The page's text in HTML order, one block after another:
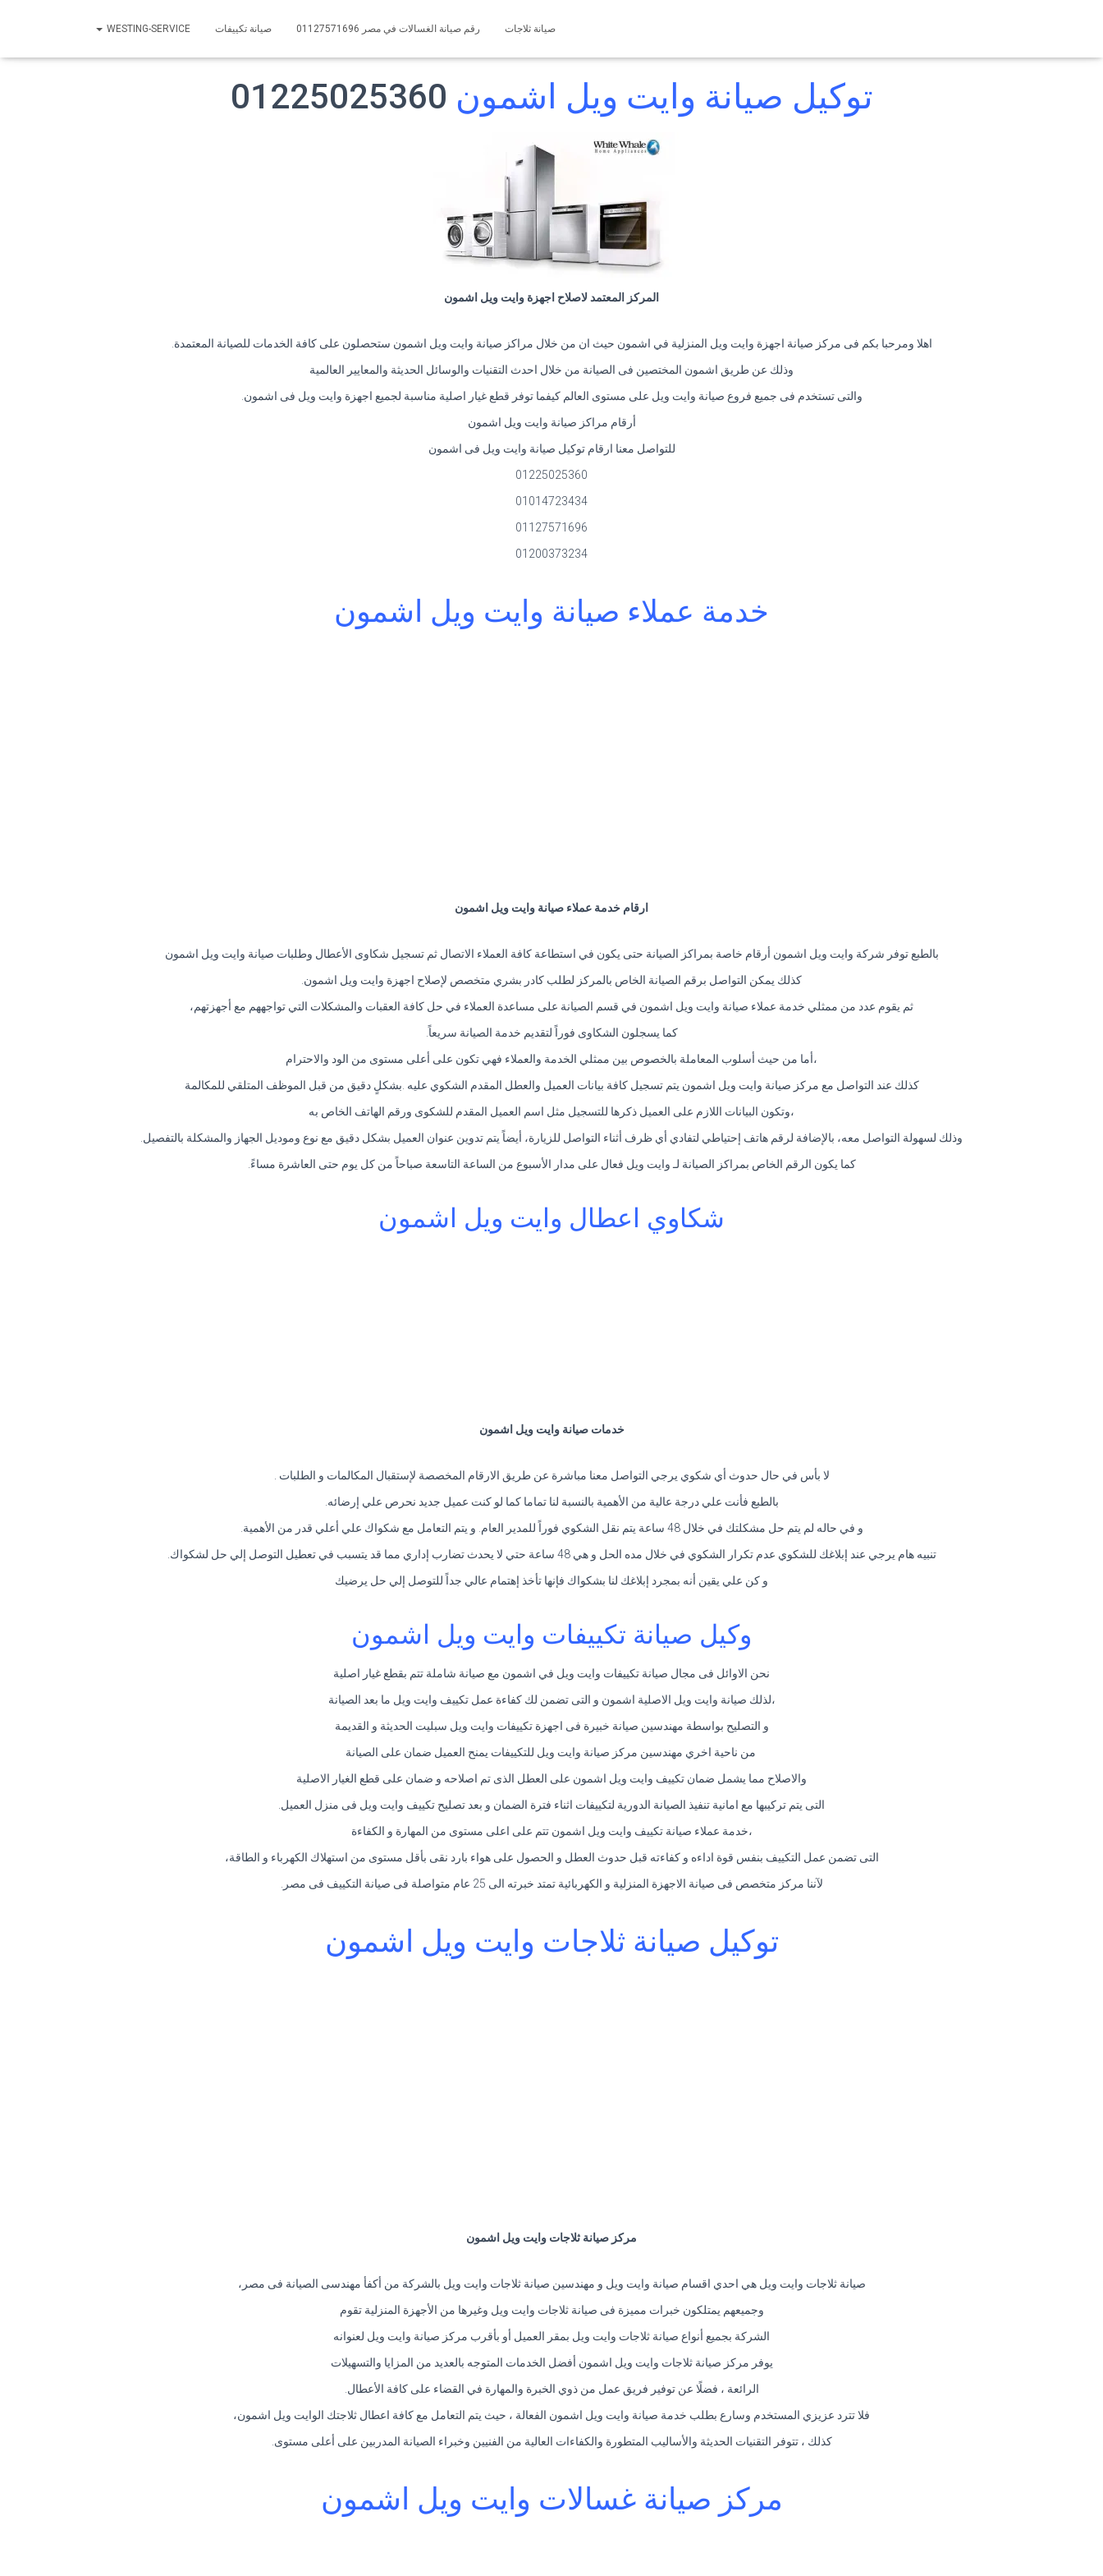
صيانة ثلاجات رقم صيانة الغسالات في مصر 01127571696 صيانة تكييفات WESTING-SERVICE
توكيل صيانة وايت ويل اشمون
المركز المعتمد لاصلاح اجهزة وايت ويل اشمون
اهلا ومرحبا بكم فى مركز صيانة اجهزة وايت ويل المنزلية في اشمون حيث ان من خلال مراكز صيانة وايت ويل اشمون ستحصلون على كافة الخدمات للصيانة المعتمدة.
وذلك عن طريق اشمون المختصين فى الصيانة من خلال احدث التقنيات والوسائل الحديثة والمعايير العالمية
والتى تستخدم فى جميع فروع صيانة وايت ويل على مستوى العالم كيفما توفر قطع غيار اصلية مناسبة لجميع اجهزة وايت ويل فى اشمون.
أرقام مراكز صيانة وايت ويل اشمون
للتواصل معنا ارقام توكيل صيانة وايت ويل فى اشمون
01225025360
01014723434
01127571696
01200373234
خدمة عملاء صيانة وايت ويل اشمون
ارقام خدمة عملاء صيانة وايت ويل اشمون
بالطبع توفر شركة وايت ويل اشمون أرقام خاصة بمراكز الصيانة حتى يكون في استطاعة كافة العملاء الاتصال ثم تسجيل شكاوى الأعطال وطلبات صيانة وايت ويل اشمون
كذلك يمكن التواصل برقم الصيانة الخاص بالمركز لطلب كادر بشري متخصص لإصلاح اجهزة وايت ويل اشمون.
ثم يقوم عدد من ممثلي خدمة عملاء صيانة وايت ويل اشمون في قسم الصيانة على مساعدة العملاء في حل كافة العقبات والمشكلات التي تواجههم مع أجهزتهم،
كما يسجلون الشكاوى فوراً لتقديم خدمة الصيانة سريعاً.
،أما من حيث أسلوب المعاملة بالخصوص بين ممثلي الخدمة والعملاء فهي تكون على أعلى مستوى من الود والاحترام
كذلك عند التواصل مع مركز صيانة وايت ويل اشمون يتم تسجيل كافة بيانات العميل والعطل المقدم الشكوي عليه .بشكلٍ دقيق من قبل الموظف المتلقي للمكالمة
،وتكون البيانات اللازم على العميل ذكرها للتسجيل مثل اسم العميل المقدم للشكوى ورقم الهاتف الخاص به
وذلك لسهولة التواصل معه، بالإضافة لرقم هاتف إحتياطي لتفادي أي ظرف أثناء التواصل للزيارة، أيضاً يتم تدوين عنوان العميل بشكل دقيق مع نوع وموديل الجهاز والمشكلة بالتفصيل.
كما يكون الرقم الخاص بمراكز الصيانة لـ وايت ويل فعال على مدار الأسبوع من الساعة التاسعة صباحاً من كل يوم حتى العاشرة مساءً.
شكاوي اعطال وايت ويل اشمون
خدمات صيانة وايت ويل اشمون
لا بأس في حال حدوث أي شكوي يرجي التواصل معنا مباشرة عن طريق الارقام المخصصة لإستقبال المكالمات و الطلبات .
بالطبع فأنت علي درجة عالية من الأهمية بالنسبة لنا تماما كما لو كنت عميل جديد نحرص علي إرضائه.
و في حاله لم يتم حل مشكلتك في خلال 48 ساعة يتم نقل الشكوي فوراً للمدير العام. و يتم التعامل مع شكواك علي أعلي قدر من الأهمية.
تنبيه هام يرجي عند إبلاغك للشكوي عدم تكرار الشكوي في خلال مده الحل و هي 48 ساعة حتي لا يحدث تضارب إداري مما قد يتسبب في تعطيل التوصل إلي حل لشكواك.
و كن علي يقين أنه بمجرد إبلاغك لنا بشكواك فإنها تأخذ إهتمام عالي جداً للتوصل إلي حل يرضيك
وكيل صيانة تكييفات وايت ويل اشمون
نحن الاوائل فى مجال صيانة تكييفات وايت ويل في اشمون مع صيانة شاملة تتم بقطع غيار اصلية
،لذلك صيانة وايت ويل الاصلية اشمون و التى تضمن لك كفاءة عمل تكييف وايت ويل ما بعد الصيانة
و التصليح بواسطة مهندسين صيانة خبيرة فى اجهزة تكييفات وايت ويل سبليت الحديثة و القديمة
من ناحية اخري مهندسين مركز صيانة وايت ويل للتكييفات يمنح العميل ضمان على الصيانة
والاصلاح مما يشمل ضمان تكييف وايت ويل اشمون على العطل الذى تم اصلاحه و ضمان على قطع الغيار الاصلية
التى يتم تركيبها مع امانية تنفيذ الصيانة الدورية لتكييفات اثناء فترة الضمان و بعد تصليح تكييف وايت ويل فى منزل العميل.
،خدمة عملاء صيانة تكييف وايت ويل اشمون تتم على اعلى مستوى من المهارة و الكفاءة
التى تضمن عمل التكييف بنفس قوة اداءه و كفاءته قبل حدوث العطل و الحصول على هواء بارد نقى بأقل مستوى من استهلاك الكهرباء و الطاقة،
لآننا مركز متخصص فى صيانة الاجهزة المنزلية و الكهربائية تمتد خبرته الى 25 عام متواصلة فى صيانة التكييف فى مصر.
توكيل صيانة ثلاجات وايت ويل اشمون
مركز صيانة ثلاجات وايت ويل اشمون
صيانة ثلاجات وايت ويل هي احدي اقسام صيانة وايت ويل و مهندسين صيانة ثلاجات وايت ويل بالشركة من أكفأ مهندسى الصيانة فى مصر،
وجميعهم يمتلكون خبرات مميزة فى صيانة ثلاجات وايت ويل وغيرها من الأجهزة المنزلية تقوم
الشركة بجميع أنواع صيانة ثلاجات وايت ويل بمقر العميل أو بأقرب مركز صيانة وايت ويل لعنوانه
يوفر مركز صيانة ثلاجات وايت ويل اشمون أفضل الخدمات المتوجه بالعديد من المزايا والتسهيلات
الرائعة ، فضلًا عن توفير فريق عمل من ذوي الخبرة والمهارة في القضاء على كافة الأعطال.
فلا تترد عزيزي المستخدم وسارع بطلب خدمة صيانة وايت ويل اشمون الفعالة ، حيث يتم التعامل مع كافة اعطال ثلاجتك الوايت ويل اشمون،
كذلك ، تتوفر التقنيات الحديثة والأساليب المتطورة والكفاءات العالية من الفنيين وخبراء الصيانة المدربين على أعلى مستوى.
مركز صيانة غسالات وايت ويل اشمون